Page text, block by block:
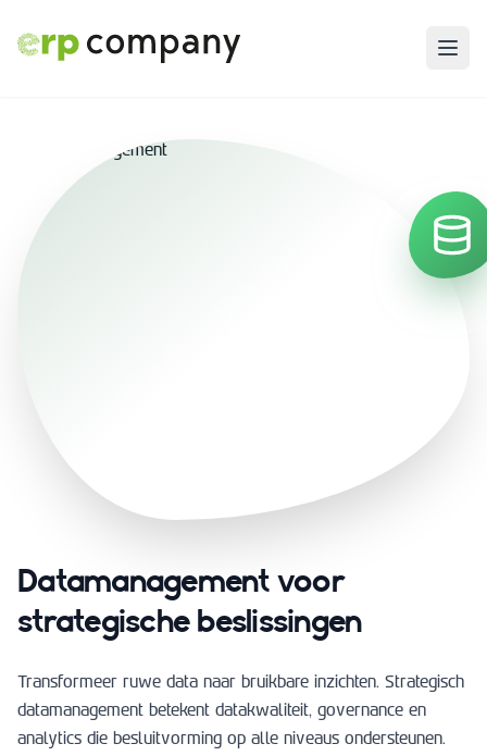
Datamanagement voor
strategische beslissingen
Transformeer ruwe data naar bruikbare inzichten. Strategisch
datamanagement betekent datakwaliteit, governance en
analytics die besluitvorming op alle niveaus ondersteunen.